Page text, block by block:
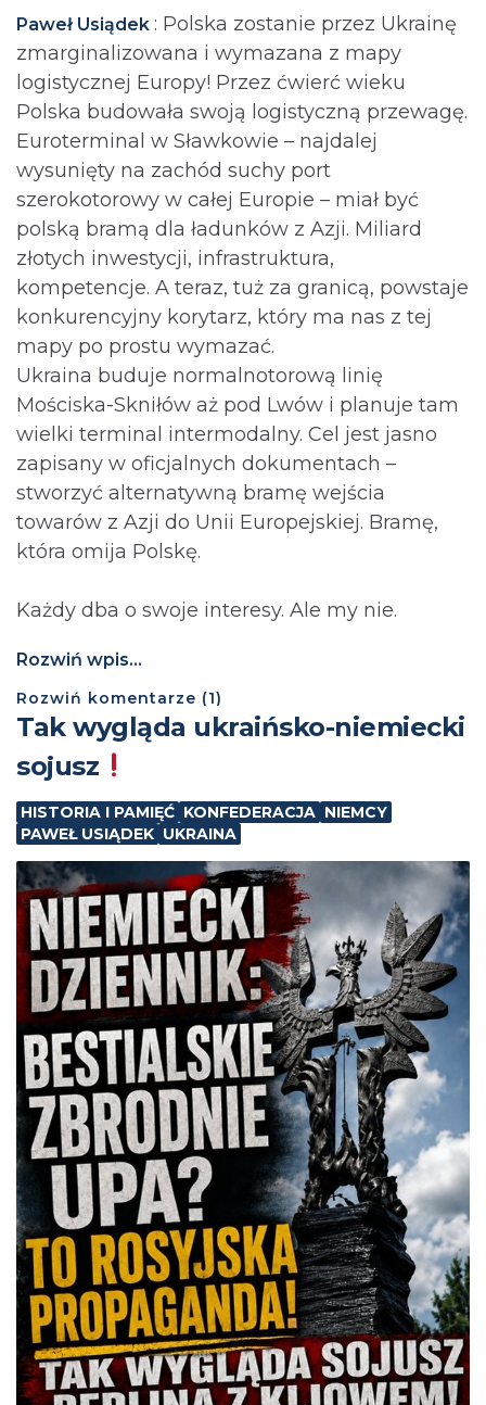
Paweł Usiądek : Polska zostanie przez Ukrainę
zmarginalizowana i wymazana z mapy
logistycznej Europy! Przez ćwierć wieku
Polska budowała swoją logistyczną przewagę.
Euroterminal w Sławkowie – najdalej
wysunięty na zachód suchy port
szerokotorowy w całej Europie – miał być
polską bramą dla ładunków z Azji. Miliard
złotych inwestycji, infrastruktura,
kompetencje. A teraz, tuż za granicą, powstaje
konkurencyjny korytarz, który ma nas z tej
mapy po prostu wymazać.
Ukraina buduje normalnotorową linię
Mościska-Skniłów aż pod Lwów i planuje tam
wielki terminal intermodalny. Cel jest jasno
zapisany w oficjalnych dokumentach –
stworzyć alternatywną bramę wejścia
towarów z Azji do Unii Europejskiej. Bramę,
która omija Polskę.
Każdy dba o swoje interesy. Ale my nie.
Rozwiń wpis...
Rozwiń komentarze (1)
Tak wygląda ukraińsko-niemiecki
sojusz
HISTORIA I PAMIĘĆ KONFEDERACJA NIEMCY
PAWEŁ USIĄDEK UKRAINA